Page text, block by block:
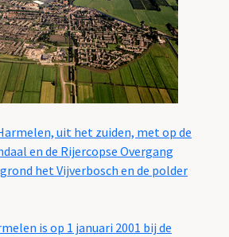
uit het zuiden, met op de
en de Rijercopse Overgang
het Vijverbosch en de polder
is op 1 januari 2001 bij de